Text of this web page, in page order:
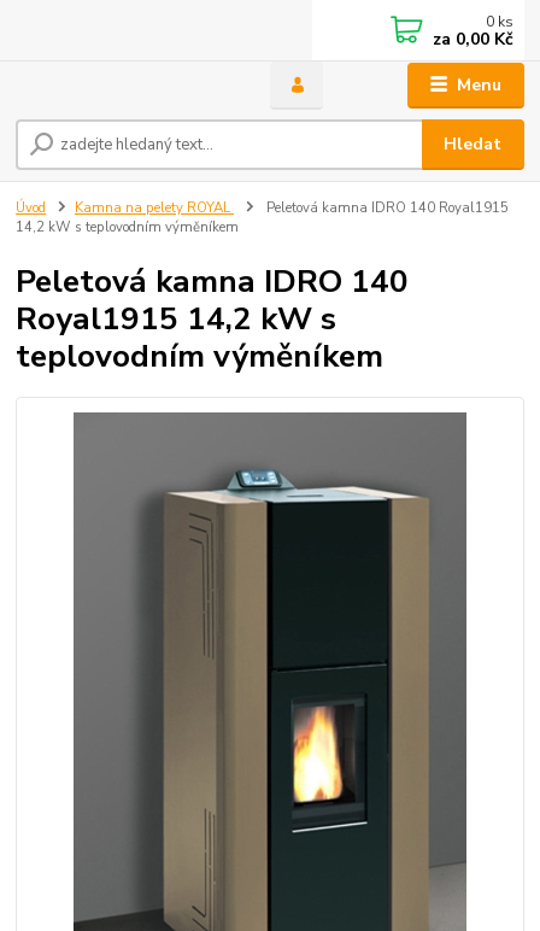
Menu
Hledat
0 ks
za 0,00 Kč
Úvod Kamna na pelety ROYAL
Peletová kamna IDRO 140 Royal1915
14,2 kW s teplovodním výměníkem
Peletová kamna IDRO 140
Royal1915 14,2 kW s
teplovodním výměníkem